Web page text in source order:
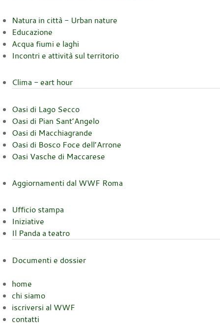
Natura in città - Urban nature
Educazione
Acqua fiumi e laghi
Incontri e attività sul territorio
Clima - eart hour
Oasi di Lago Secco
Oasi di Pian Sant’Angelo
Oasi di Macchiagrande
Oasi di Bosco Foce dell’Arrone
Oasi Vasche di Maccarese
Aggiornamenti dal WWF Roma
Ufficio stampa
Iniziative
Il Panda a teatro
Documenti e dossier
home
chi siamo
iscriversi al WWF
contatti